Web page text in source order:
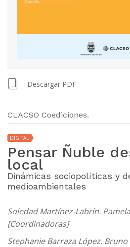
Descargar PDF
CLACSO Coediciones.
DIGITAL
Pensar Ñuble
local
Dinámicas sociopolíticas y
medioambientales
Soledad Martínez-Labrín.
[Coordinadoras]
Stephanie Barraza López.